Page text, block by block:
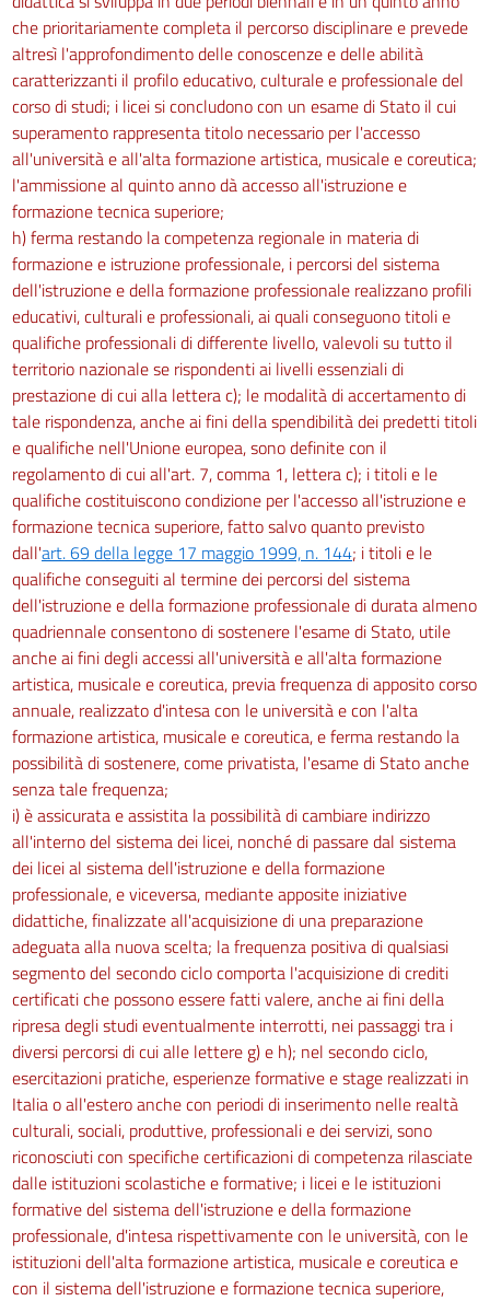
che prioritariamente completa il percorso disciplinare e prevede
altresì l'approfondimento delle conoscenze e delle abilità
caratterizzanti il profilo educativo, culturale e professionale del
corso di studi; i licei si concludono con un esame di Stato il cui
superamento rappresenta titolo necessario per l'accesso
all'università e all'alta formazione artistica, musicale e coreutica;
l'ammissione al quinto anno dà accesso all'istruzione e
formazione tecnica superiore;
h) ferma restando la competenza regionale in materia di
formazione e istruzione professionale, i percorsi del sistema
dell'istruzione e della formazione professionale realizzano profili
educativi, culturali e professionali, ai quali conseguono titoli e
qualifiche professionali di differente livello, valevoli su tutto il
territorio nazionale se rispondenti ai livelli essenziali di
prestazione di cui alla lettera c); le modalità di accertamento di
tale rispondenza, anche ai fini della spendibilità dei predetti titoli
e qualifiche nell'Unione europea, sono definite con il
regolamento di cui all'art. 7, comma 1, lettera c); i titoli e le
qualifiche costituiscono condizione per l'accesso all'istruzione e
formazione tecnica superiore, fatto salvo quanto previsto
dall'art. 69 della legge 17 maggio 1999, n. 144; i titoli e le
qualifiche conseguiti al termine dei percorsi del sistema
dell'istruzione e della formazione professionale di durata almeno
quadriennale consentono di sostenere l'esame di Stato, utile
anche ai fini degli accessi all'università e all'alta formazione
artistica, musicale e coreutica, previa frequenza di apposito corso
annuale, realizzato d'intesa con le università e con l'alta
formazione artistica, musicale e coreutica, e ferma restando la
possibilità di sostenere, come privatista, l'esame di Stato anche
senza tale frequenza;
i) è assicurata e assistita la possibilità di cambiare indirizzo
all'interno del sistema dei licei, nonché di passare dal sistema
dei licei al sistema dell'istruzione e della formazione
professionale, e viceversa, mediante apposite iniziative
didattiche, finalizzate all'acquisizione di una preparazione
adeguata alla nuova scelta; la frequenza positiva di qualsiasi
segmento del secondo ciclo comporta l'acquisizione di crediti
certificati che possono essere fatti valere, anche ai fini della
ripresa degli studi eventualmente interrotti, nei passaggi tra i
diversi percorsi di cui alle lettere g) e h); nel secondo ciclo,
esercitazioni pratiche, esperienze formative e stage realizzati in
Italia o all'estero anche con periodi di inserimento nelle realtà
culturali, sociali, produttive, professionali e dei servizi, sono
riconosciuti con specifiche certificazioni di competenza rilasciate
dalle istituzioni scolastiche e formative; i licei e le istituzioni
formative del sistema dell'istruzione e della formazione
professionale, d'intesa rispettivamente con le università, con le
istituzioni dell'alta formazione artistica, musicale e coreutica e
con il sistema dell'istruzione e formazione tecnica superiore,